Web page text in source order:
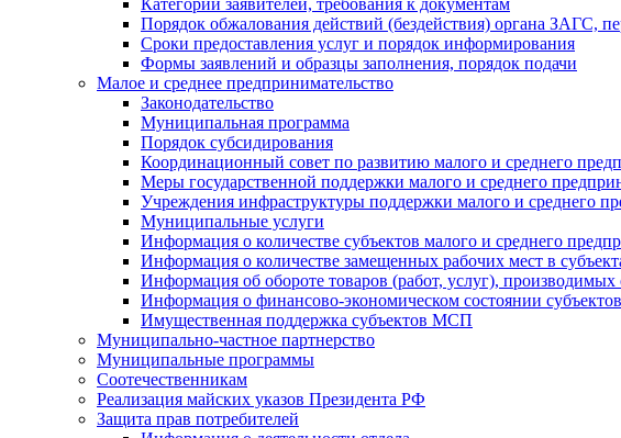
Категории заявителей, требования к документам
Порядок обжалования действий (бездействия) органа ЗАГС,
Сроки предоставления услуг и порядок информирования
Формы заявлений и образцы заполнения, порядок подачи
Малое и среднее предпринимательство
Законодательство
Муниципальная программа
Порядок субсидирования
Координационный совет по развитию малого и среднего
Меры государственной поддержки малого и среднего
Учреждения инфраструктуры поддержки малого и среднего
Муниципальные услуги
Информация о количестве субъектов малого и среднего
Информация о количестве замещенных рабочих мест в
Информация об обороте товаров (работ, услуг),
Информация о финансово-экономическом состоянии
Имущественная поддержка субъектов МСП
Муниципально-частное партнерство
Муниципальные программы
Соотечественникам
Реализация майских указов Президента РФ
Защита прав потребителей